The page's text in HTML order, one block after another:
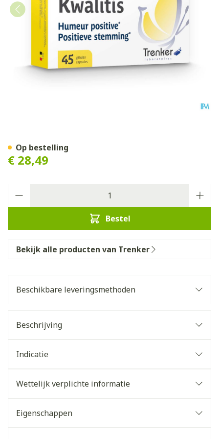
€ 28,49
Bestel
Op bestelling
Bekijk alle producten van Trenker
Beschikbare leveringsmethoden
Beschrijving
Indicatie
Wettelijk verplichte informatie
Eigenschappen